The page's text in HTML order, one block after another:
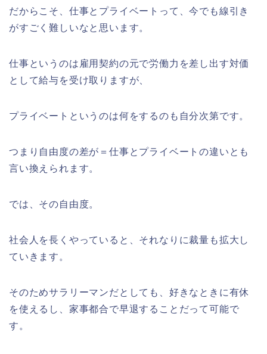
だからこそ、仕事とプライベートって、今でも線引き
がすごく難しいなと思います。
仕事というのは雇用契約の元で労働力を差し出す対価
として給与を受け取りますが、
プライベートというのは何をするのも自分次第です。
つまり自由度の差が＝仕事とプライベートの違いとも
言い換えられます。
では、その自由度。
社会人を長くやっていると、それなりに裁量も拡大し
ていきます。
そのためサラリーマンだとしても、好きなときに有休
を使えるし、家事都合で早退することだって可能で
す。